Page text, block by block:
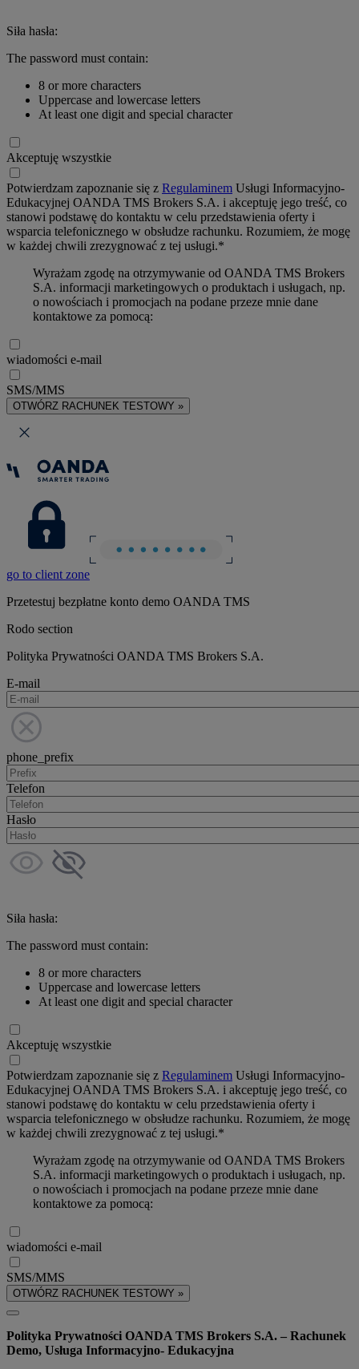
Siła hasła:
The password must contain:
8 or more characters
Uppercase and lowercase letters
At least one digit and special character
Akceptuję wszystkie
Potwierdzam zapoznanie się z Regulaminem Usługi Informacyjno-
Edukacyjnej OANDA TMS Brokers S.A. i akceptuję jego treść, co
stanowi podstawę do kontaktu w celu przedstawienia oferty i
wsparcia telefonicznego w obsłudze rachunku. Rozumiem, że mogę
w każdej chwili zrezygnować z tej usługi.*
Wyrażam zgodę na otrzymywanie od OANDA TMS Brokers
S.A. informacji marketingowych o produktach i usługach, np.
o nowościach i promocjach na podane przeze mnie dane
kontaktowe za pomocą:
wiadomości e-mail
SMS/MMS
OTWÓRZ RACHUNEK TESTOWY »
go to client zone
Przetestuj bezpłatne konto demo OANDA TMS
Rodo section
Polityka Prywatności OANDA TMS Brokers S.A.
E-mail
phone_prefix
Telefon
Hasło
Siła hasła:
The password must contain:
8 or more characters
Uppercase and lowercase letters
At least one digit and special character
Akceptuję wszystkie
Potwierdzam zapoznanie się z Regulaminem Usługi Informacyjno-
Edukacyjnej OANDA TMS Brokers S.A. i akceptuję jego treść, co
stanowi podstawę do kontaktu w celu przedstawienia oferty i
wsparcia telefonicznego w obsłudze rachunku. Rozumiem, że mogę
w każdej chwili zrezygnować z tej usługi.*
Wyrażam zgodę na otrzymywanie od OANDA TMS Brokers
S.A. informacji marketingowych o produktach i usługach, np.
o nowościach i promocjach na podane przeze mnie dane
kontaktowe za pomocą:
wiadomości e-mail
SMS/MMS
OTWÓRZ RACHUNEK TESTOWY »
Polityka Prywatności OANDA TMS Brokers S.A. – Rachunek
Demo, Usługa Informacyjno- Edukacyjna